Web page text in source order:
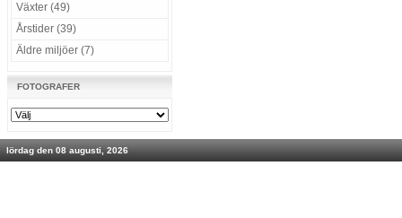
Växter (49)
Årstider (39)
Äldre miljöer (7)
FOTOGRAFER
lördag den 08 augusti, 2026